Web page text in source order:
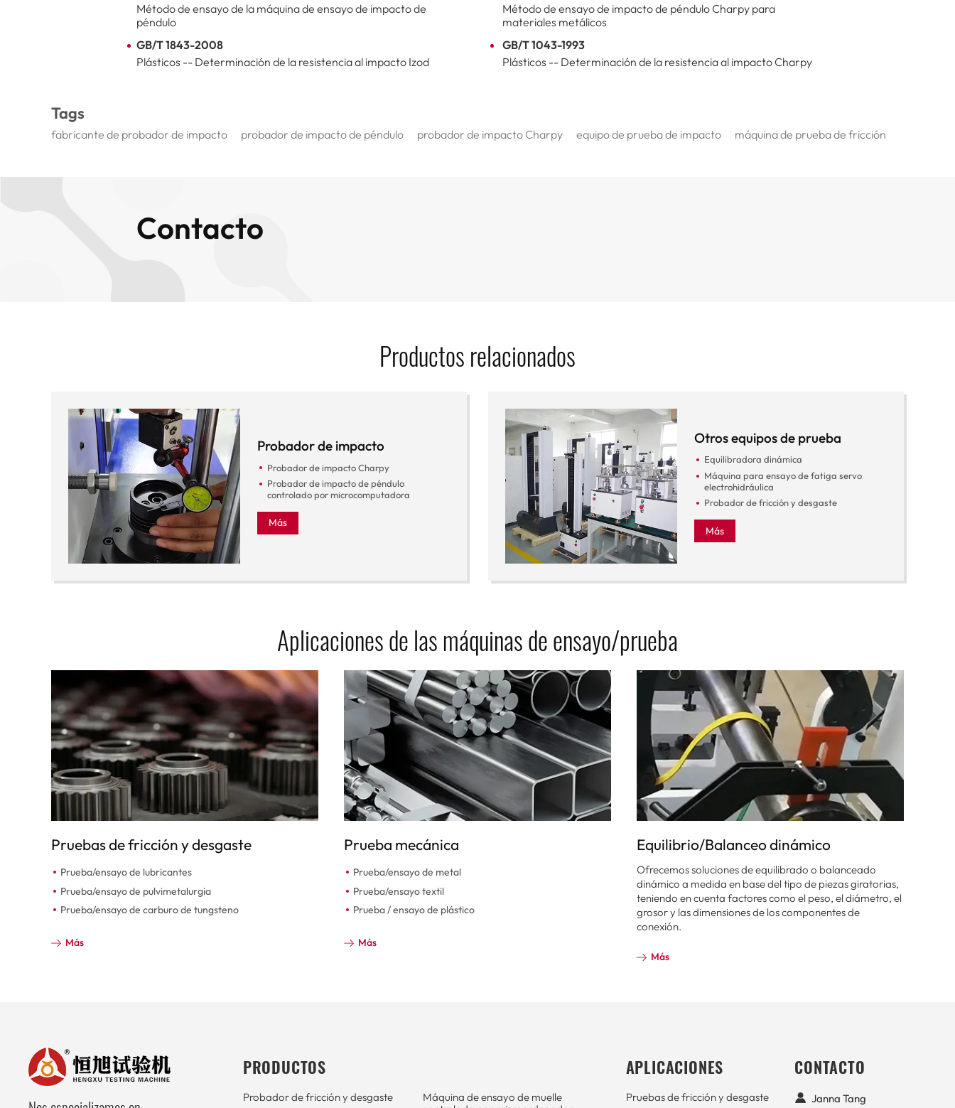
Método de ensayo de la máquina de ensayo de impacto de
péndulo
Método de ensayo de impacto de péndulo Charpy para
materiales metálicos
GB/T 1843-2008
Plásticos -- Determinación de la resistencia al impacto Izod
GB/T 1043-1993
Plásticos -- Determinación de la resistencia al impacto Charpy
Tags
fabricante de probador de impacto probador de impacto de péndulo probador de impacto Charpy equipo de prueba de impacto máquina de prueba de fricción
Contacto
Productos relacionados
Probador de impacto
Probador de impacto Charpy
Probador de impacto de péndulo
controlado por microcomputadora
Más
Otros equipos de prueba
Equilibradora dinámica
Máquina para ensayo de fatiga servo
electrohidráulica
Probador de fricción y desgaste
Más
Aplicaciones de las máquinas de ensayo/prueba
Pruebas de fricción y desgaste
Prueba/ensayo de lubricantes
Prueba/ensayo de pulvimetalurgia
Prueba/ensayo de carburo de tungsteno
Más
Prueba mecánica
Prueba/ensayo de metal
Prueba/ensayo textil
Prueba / ensayo de plástico
Más
Equilibrio/Balanceo dinámico
Ofrecemos soluciones de equilibrado o balanceado
dinámico a medida en base del tipo de piezas giratorias,
teniendo en cuenta factores como el peso, el diámetro, el
grosor y las dimensiones de los componentes de
conexión.
Más
PRODUCTOS
Probador de fricción y desgaste
Máquina de ensayo de muelle
APLICACIONES
Pruebas de fricción y desgaste
CONTACTO
Janna Tang